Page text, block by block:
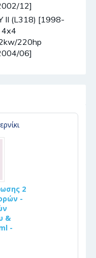
12]
II (L318) [1998-
220hp
06]
2
-
&
-